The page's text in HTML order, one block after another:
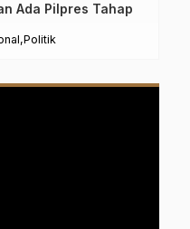
Politik
Ada Pilpres Tahap